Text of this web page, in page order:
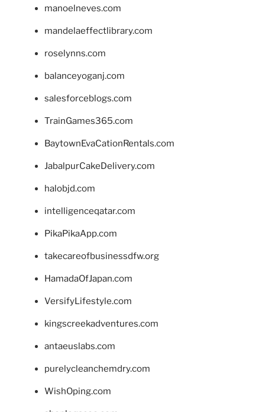
manoelneves.com
mandelaeffectlibrary.com
roselynns.com
balanceyoganj.com
salesforceblogs.com
TrainGames365.com
BaytownEvaCationRentals.com
JabalpurCakeDelivery.com
halobjd.com
intelligenceqatar.com
PikaPikaApp.com
takecareofbusinessdfw.org
HamadaOfJapan.com
VersifyLifestyle.com
kingscreekadventures.com
antaeuslabs.com
purelycleanchemdry.com
WishOping.com